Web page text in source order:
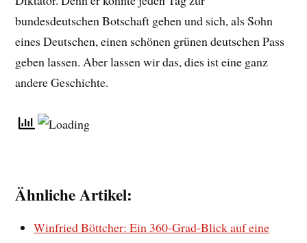
bundesdeutschen Botschaft gehen und sich, als Sohn
eines Deutschen, einen schönen grünen deutschen Pass
geben lassen. Aber lassen wir das, dies ist eine ganz
andere Geschichte.
Ähnliche Artikel:
Winfried Böttcher: Ein 360-Grad-Blick auf eine